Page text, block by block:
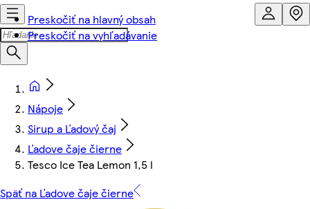
Preskočiť na hlavný obsah
Preskočiť na vyhľadávanie
Nápoje
Sirup a Ľadový čaj
Ľadove čaje čierne
Tesco Ice Tea Lemon 1,5 l
Späť na Ľadove čaje čierne